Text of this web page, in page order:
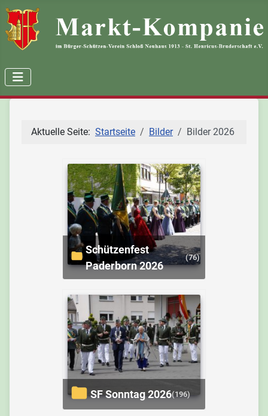
Aktuelle Seite: Startseite Bilder Bilder 2026
Schützenfest
Paderborn 2026
(76)
SF Sonntag 2026(196)